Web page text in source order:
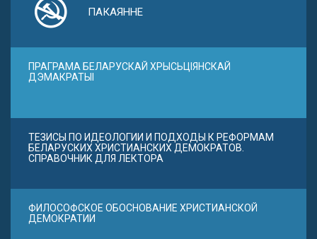
ПАКАЯННЕ
ПРАГРАМА БЕЛАРУСКАЙ ХРЫСЬЦІЯНСКАЙ
ДЭМАКРАТЫІ
ТЕЗИСЫ ПО ИДЕОЛОГИИ И ПОДХОДЫ К РЕФОРМАМ
БЕЛАРУСКИХ ХРИСТИАНСКИХ ДЕМОКРАТОВ.
СПРАВОЧНИК ДЛЯ ЛЕКТОРА
ФИЛОСОФСКОЕ ОБОСНОВАНИЕ ХРИСТИАНСКОЙ
ДЕМОКРАТИИ